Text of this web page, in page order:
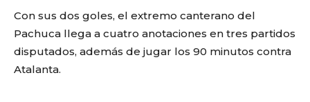
Con sus dos goles, el extremo canterano del
Pachuca llega a cuatro anotaciones en tres partidos
disputados, además de jugar los 90 minutos contra
Atalanta.